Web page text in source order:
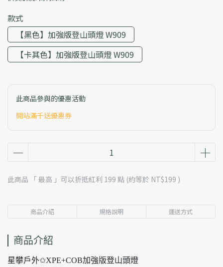
款式
【黑色】加強版登山頭燈 W909
【卡其色】加強版登山頭燈 W909
此商品參與的優惠活動
開站滿千送優惠券
此商品 「 最高 」可以折抵紅利 199 點 (約等於 NT$199 )
商品介紹 規格說明 運送方式
商品介紹
星攀戶外✩XPE+COB加強版登山頭燈